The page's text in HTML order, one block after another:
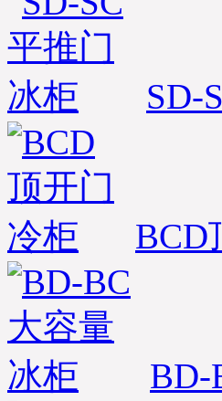
※ 四川成都-张先生，您订
购的水果保鲜柜,水果风幕
准木框打包；物流公司：
成辉物流；单号：
1820031263-5；请您电话保
持畅通在未来7日及时查
收；详情咨询优凯发货
部：0551-65312687. (合肥
优凯制冷-发货部）
北京-王女士，您订购的蛋
糕柜和面包柜已经准时发
SD-
BCD
BD-